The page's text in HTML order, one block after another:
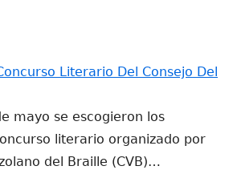
Literario Del Consejo Del
mayo se escogieron los
literario organizado por
del Braille (CVB)…